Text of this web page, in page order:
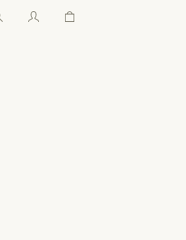
Warenkorb enthält 0